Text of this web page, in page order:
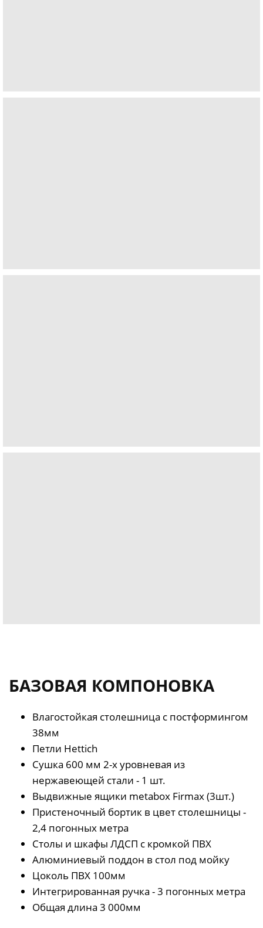
БАЗОВАЯ КОМПОНОВКА
Влагостойкая столешница с постформингом
38мм
Петли Hettich
Сушка 600 мм 2-х уровневая из
нержавеющей стали - 1 шт.
Выдвижные ящики metabox Firmax (3шт.)
Пристеночный бортик в цвет столешницы -
2,4 погонных метра
Столы и шкафы ЛДСП с кромкой ПВХ
Алюминиевый поддон в стол под мойку
Цоколь ПВХ 100мм
Интегрированная ручка - 3 погонных метра
Общая длина 3 000мм